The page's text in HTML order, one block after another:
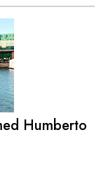
Humberto